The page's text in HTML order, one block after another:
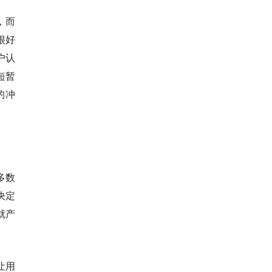
而
好
认
暂
冲
数
定
产
用